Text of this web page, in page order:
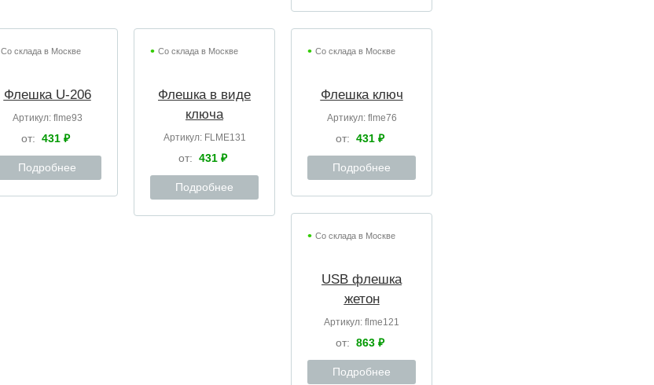
Со склада в Москве
Флешка U-206
Артикул: flme93
от: 431 ₽
Подробнее
Со склада в Москве
Флешка в виде
ключа
Артикул: FLME131
от: 431 ₽
Подробнее
Со склада в Москве
Флешка ключ
Артикул: flme76
от: 431 ₽
Подробнее
Со склада в Москве
USB флешка
жетон
Артикул: flme121
от: 863 ₽
Подробнее